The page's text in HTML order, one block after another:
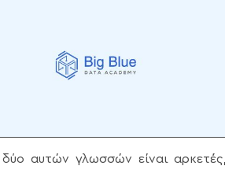
αυτών γλωσσών είναι